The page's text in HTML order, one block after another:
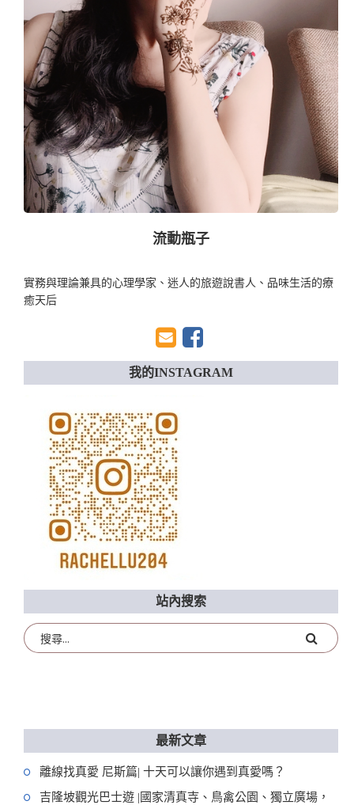
流動瓶子
實務與理論兼具的心理學家、迷人的旅遊說書人、品味生活的療
癒天后
我的INSTAGRAM
站內搜索
最新文章
離線找真愛 尼斯篇| 十天可以讓你遇到真愛嗎？
吉隆坡觀光巴士遊 |國家清真寺、鳥禽公園、獨立廣場，